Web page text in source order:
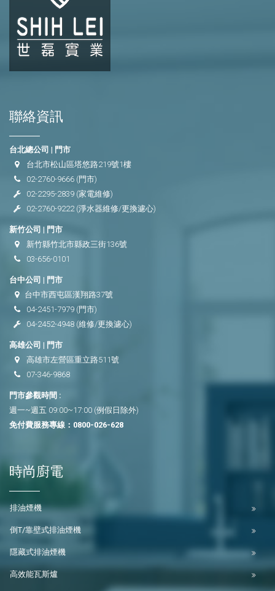
聯絡資訊
台北總公司 | 門市
台北市松山區塔悠路219號1樓
02-2760-9666 (門市)
02-2295-2839 (家電維修)
02-2760-9222(淨水器維修/更換濾心)
新竹公司 | 門市
新竹縣竹北市縣政三街136號
03-656-0101
台中公司 | 門市
台中市西屯區漢翔路37號
04-2451-7979 (門市)
04-2452-4948 (維修/更換濾心)
高雄公司 | 門市
高雄市左營區重立路511號
07-346-9868
門市參觀時間 :
週一~週五 09:00~17:00 (例假日除外)
免付費服務專線： 0800-026-628
時尚廚電
排油煙機
倒T/靠壁式排油煙機
隱藏式排油煙機
高效能瓦斯爐